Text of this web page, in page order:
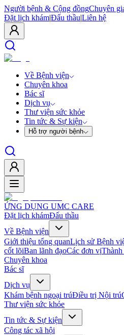
Người bệnh & Cộng đồngChuyên
Đặt lịch khám|Đấu thầu|Liên hệ
Về Bệnh viện
Chuyên khoa
Bác sĩ
Dịch vụ
Thư viện sức khỏe
Tin tức & Sự kiện
Hỗ trợ người bệnh
ỨNG DỤNG UMC CARE
Đặt lịch khámĐấu thầu
Về Bệnh viện
Giới thiệu tổng quanLịch sử Bệnh
cốt lõiBan lãnh đạoCác đơn vị
Chuyên khoa
Bác sĩ
Dịch vụ
Khám bệnh ngoại trúĐiều trị Nội trú
Thư viện sức khỏe
Tin tức & Sự kiện
Công tác xã hội